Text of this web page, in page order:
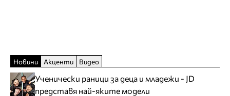
Новини Акценти Видео
Ученически раници за деца и младежи - JD
представя най-яките модели